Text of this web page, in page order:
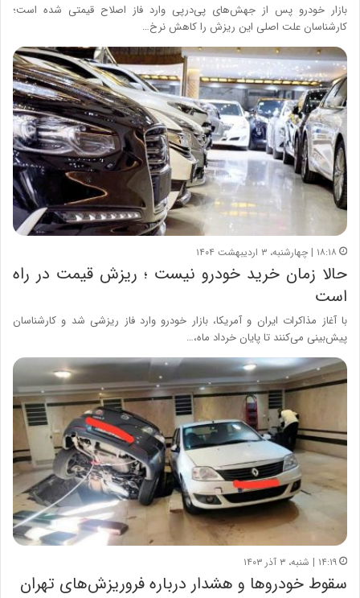
بازار خودرو پس از جهش‌های پی‌درپی وارد فاز اصلاح قیمتی شده است؛
کارشناسان علت اصلی این ریزش را کاهش نرخ…
۱۸:۱۸ | چهارشنبه، ۳ اردیبهشت ۱۴۰۴
حالا زمان خرید خودرو نیست ؛ ریزش قیمت در راه
است
با آغاز مذاکرات ایران و آمریکا، بازار خودرو وارد فاز ریزشی شد و کارشناسان
پیش‌بینی می‌کنند تا پایان خرداد ماه،…
۱۴:۱۹ | شنبه، ۳ آذر ۱۴۰۳
سقوط خودروها و هشدار درباره فروریزش‌های تهران